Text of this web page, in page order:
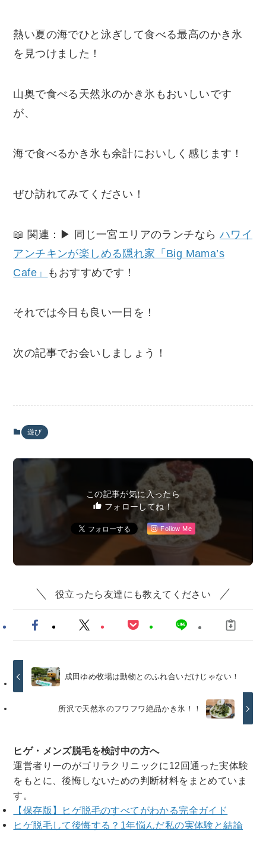
熱い夏の海でひと泳ぎして食べる最高のかき氷
を見つけました！
山奥で食べる天然氷のかき氷もおいしいです
が、
海で食べるかき氷も余計においしく感じます！
ぜひ訪れてみてください！
📖 関連：▶ 同じ一宮エリアのランチなら ハワイ
アンチキンが楽しめる隠れ家「Big Mama’s
Cafe」
もおすすめです！
それでは今日も良い一日を！
次の記事でお会いしましょう！
遊び
この記事が気に入ったら
フォローしてね！
Follow Me
役立ったら友達にも教えてください
成田ゆめ牧場は動物とのふれ合いだけじゃない！
所沢で天然氷のフワフワ絶品かき氷！！
ヒゲ・メンズ脱毛を検討中の方へ
運営者りーのがゴリラクリニックに12回通った実体験
をもとに、後悔しないための判断材料をまとめていま
す。
【保存版】ヒゲ脱毛のすべてがわかる完全ガイド
ヒゲ脱毛して後悔する？1年悩んだ私の実体験と結論